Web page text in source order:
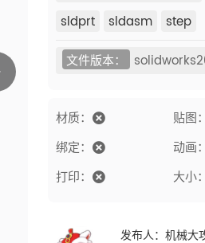
sldprt sldasm step
文件版本：
材质： 贴图：
绑定： 动画：
打印： 大小
发布人：机械大